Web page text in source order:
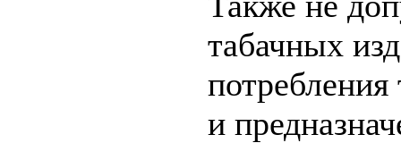
табачных
потребления
и